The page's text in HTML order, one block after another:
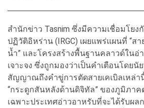
สำนักข่าว Tasnim ซึ่งมีความเชื่อมโย
ปฏิวัติอิหร่าน (IRGC) เผยแพร่แผนที่ “สา
น้ำ” และโครงสร้างพื้นฐานคลาวด์ในอ่า
เจาะจง ซึ่งถูกมองว่าเป็นคำเตือนโดยนั
สัญญาณถึงคำขู่การตัดสายเคเบิลเหล่า
“กระดูกสันหลังด้านดิจิทัล” ของภูมิภาค
เฉพาะประเทศอ่าวอาหรับที่จะได้รับผล